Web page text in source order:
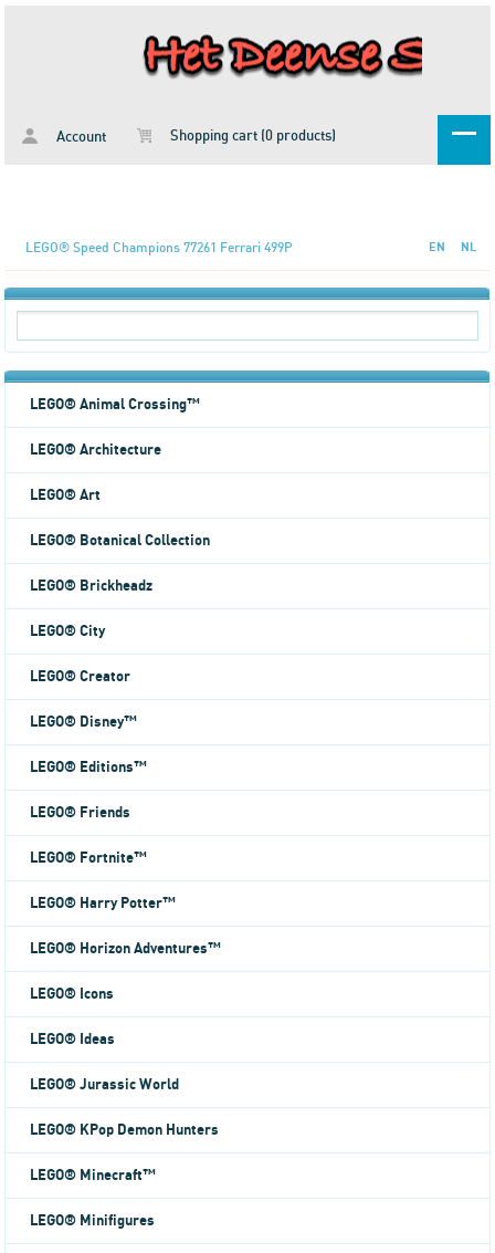
Account Shopping cart (0 products)
LEGO® Speed Champions 77261 Ferrari 499P EN NL
LEGO® Animal Crossing™
LEGO® Architecture
LEGO® Art
LEGO® Botanical Collection
LEGO® Brickheadz
LEGO® City
LEGO® Creator
LEGO® Disney™
LEGO® Editions™
LEGO® Friends
LEGO® Fortnite™
LEGO® Harry Potter™
LEGO® Horizon Adventures™
LEGO® Icons
LEGO® Ideas
LEGO® Jurassic World
LEGO® KPop Demon Hunters
LEGO® Minecraft™
LEGO® Minifigures